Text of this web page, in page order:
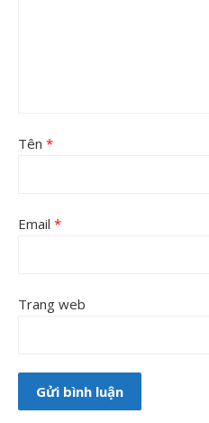
Tên *
Email *
Trang web